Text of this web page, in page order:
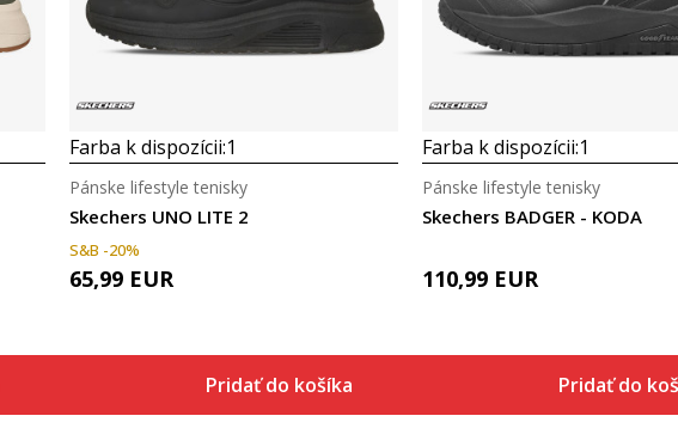
Farba k dispozícii:1
Skechers UNO LITE 2
Pánske lifestyle tenisky
S&B -20%
65,99 EUR
Pridať do košíka
Farba k dispozícii:1
Skechers BADGER - KODA
Pánske lifestyle tenisky
110,99 EUR
Pridať do